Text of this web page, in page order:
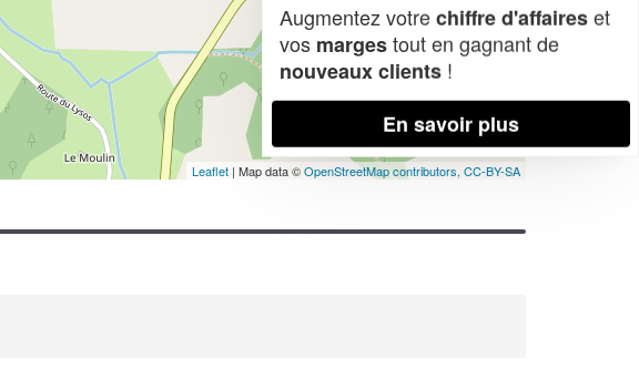
Leaflet | Map data ©OpenStreetMap contributors, CC-BY-SA
Augmentez votrechiffre d'affaireset
vos margestout en gagnant de
nouveaux clients !
En savoir plus